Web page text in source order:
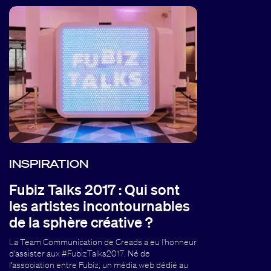
INSPIRATION
Fubiz Talks 2017 : Qui sont
les artistes incontournables
de la sphère créative ?
La Team Communication de Creads a eu l'honneur
d'assister aux #FubizTalks2017. Né de
l’association entre Fubiz, un média web dédié au